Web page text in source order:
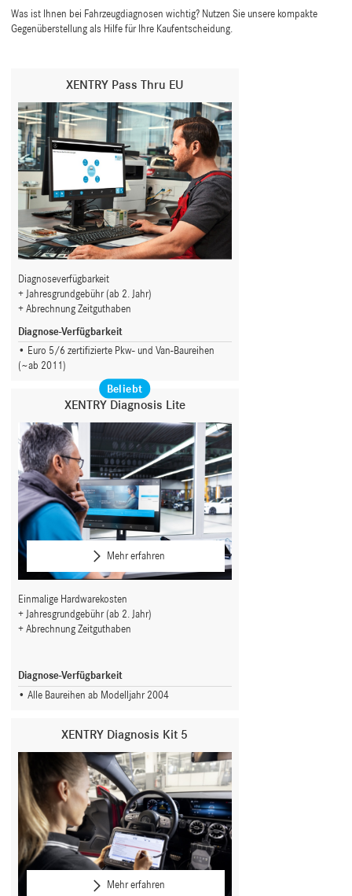
Was ist Ihnen bei Fahrzeugdiagnosen wichtig? Nutzen Sie unsere kompakte
Gegenüberstellung als Hilfe für Ihre Kaufentscheidung.
XENTRY Pass Thru EU
Diagnoseverfügbarkeit
Jahresgrundgebühr (ab 2. Jahr)
Abrechnung Zeitguthaben
Diagnose-Verfügbarkeit
Euro 5/6 zertifizierte Pkw- und Van-Baureihen
(~ab 2011)
Beliebt
XENTRY Diagnosis Lite
Mehr erfahren
Einmalige Hardwarekosten
Jahresgrundgebühr (ab 2. Jahr)
Abrechnung Zeitguthaben
Diagnose-Verfügbarkeit
Alle Baureihen ab Modelljahr 2004
XENTRY Diagnosis Kit 5
Mehr erfahren